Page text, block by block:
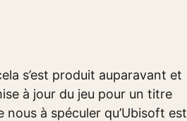
s’est produit auparavant et
à jour du jeu pour un titre
nous à spéculer qu’Ubisoft est